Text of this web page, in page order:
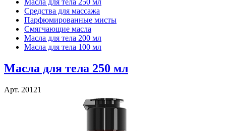
Масла для тела 250 мл
Средства для массажа
Парфюмированные мисты
Смягчающие масла
Масла для тела 200 мл
Масла для тела 100 мл
Масла для тела 250 мл
Арт. 20121